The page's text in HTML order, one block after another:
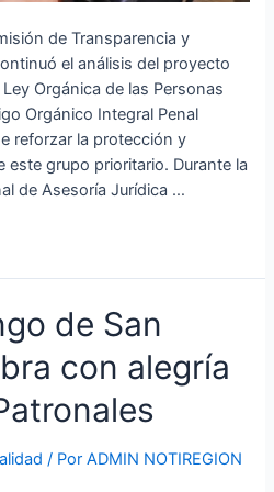
de Transparencia y
el análisis del proyecto
Orgánica de las Personas
Orgánico Integral Penal
reforzar la protección y
este grupo prioritario. Durante la
de Asesoría Jurídica …
de San
con alegría
/ PorADMIN NOTIREGION